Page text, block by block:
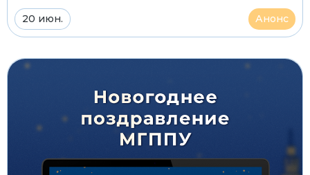
20 июн. Анонс